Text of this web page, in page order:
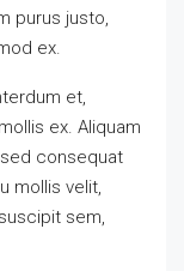
purus justo,
ex.
et,
ex. Aliquam
consequat
mollis velit,
sem,